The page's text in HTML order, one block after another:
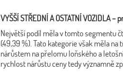
VYŠŠÍ STŘEDNÍ A OSTATNÍ VOZIDLA
Největší podíl měla v tomto segmentu
(49,39 %). Tato kategorie však měla
nárůstem na přelomu loňského a
rychlost nárůstu ceny tedy významně